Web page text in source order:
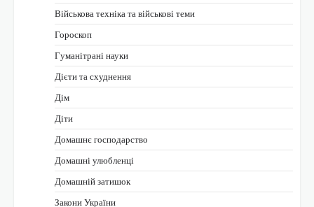
Військова техніка та військові теми
Гороскоп
Гуманітрані науки
Дієти та схуднення
Дім
Діти
Домашнє господарство
Домашні улюбленці
Домашній затишок
Закони України